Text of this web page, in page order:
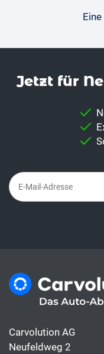
Jetzt für
Carvolution AG
Neufeldweg 2